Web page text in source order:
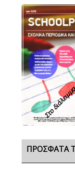
Στο
ΠΡΌΣΦΑΤΑ